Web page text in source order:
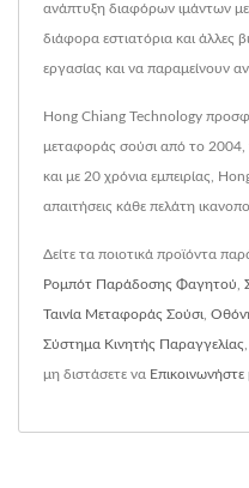
ανάπτυξη διαφόρων ιμάντων
διάφορα εστιατόρια και άλλες
εργασίας και να παραμείνουν
Hong Chiang Technology
μεταφοράς σούσι από το 2004,
και με 20 χρόνια εμπειρίας,
απαιτήσεις κάθε πελάτη
Δείτε τα ποιοτικά προϊόντα
Ρομπότ Παράδοσης Φαγητού
Ταινία Μεταφοράς Σούσι
Σύστημα Κινητής Παραγγελίας
μη διστάσετε να Επικοινωνήστε